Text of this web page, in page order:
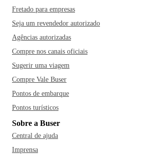
Fretado para empresas
Seja um revendedor autorizado
Agências autorizadas
Compre nos canais oficiais
Sugerir uma viagem
Compre Vale Buser
Pontos de embarque
Pontos turísticos
Sobre a Buser
Central de ajuda
Imprensa